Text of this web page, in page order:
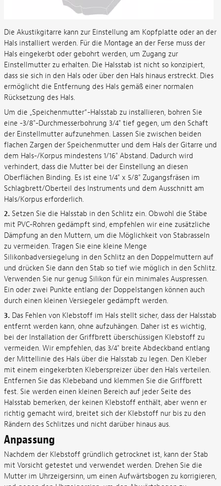
Die Akustikgitarre kann zur Einstellung am Kopfplatte oder an der
Hals installiert werden. Für die Montage an der Ferse muss der
Hals eingekerbt oder gebohrt werden, um Zugang zur
Einstellmutter zu erhalten. Die Halsstab ist nicht so konzipiert,
dass sie sich in den Hals oder über den Hals hinaus erstreckt. Dies
ermöglicht die Entfernung des Hals gemäß einer normalen
Rücksetzung des Hals.
Um die „Speichenmutter“-Halsstab zu installieren, bohren Sie
eine -3/8"-Durchmesserbohrung 3/4" tief gegen, um den Schaft
der Einstellmutter aufzunehmen. Lassen Sie zwischen beiden
flachen Zargen der Speichenmutter und dem Hals der Gitarre und
dem Hals-/Korpus mindestens 1/16" Abstand. Dadurch wird
verhindert, dass die Mutter bei der Einstellung an diesen
Oberflächen Binding. Es ist eine 1/4" x 5/8" Zugangsfräsen im
Schlagbrett/Oberteil des Instruments und dem Ausschnitt am
Hals/Korpus erforderlich.
2. Setzen Sie die Halsstab in den Schlitz ein. Obwohl die Stäbe
mit PVC-Rohren gedämpft sind, empfehlen wir eine zusätzliche
Dämpfung an den Muttern, um die Möglichkeit von Stabrasseln
zu vermeiden. Tragen Sie eine kleine Menge
Silikonbadversiegelung in den Schlitz an den Doppelmuttern auf
und drücken Sie dann den Stab so tief wie möglich in den Schlitz.
Verwenden Sie nur genug Silikon für ein minimales Auspressen.
Ein oder zwei Punkte entlang der Doppelstangen können auch
durch einen kleinen Versiegeler gedämpft werden.
3. Das Fehlen von Klebstoff im Hals stellt sicher, dass der Halsstab
entfernt werden kann, ohne aufzuhängen. Daher ist es wichtig,
bei der Installation der Griffbrett überschüssigen Klebstoff zu
vermeiden. Wir empfehlen, das 3/4" breite Abdeckband entlang
der Mittellinie des Hals über die Halsstab zu legen. Den Kleber
mit einem eingekerbten Kleberspreizer über den Hals verteilen.
Entfernen Sie das Klebeband und klemmen Sie die Griffbrett
fest. Sie werden einen kleinen Bereich auf jeder Seite des
Halsstab bemerken, der keinen Klebstoff enthält, aber wenn er
richtig gemacht wird, breitet sich der Klebstoff nur bis zu den
Rändern des Schlitzes und nicht darüber hinaus aus.
Anpassung
Nachdem der Klebstoff gründlich getrocknet ist, kann der Stab
mit Vorsicht getestet und verwendet werden. Drehen Sie die
Mutter im Uhrzeigersinn, um einen Aufwärtsbogen zu korrigieren,